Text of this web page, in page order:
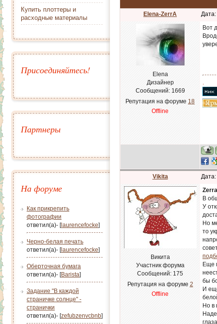
Купить плоттеры и
расходные материалы
Присоединяйтесь!
Партнеры
На форуме
Как прикрепить
фотографии
ответил(а)- [laurencefocke]
Черно-белая печать
ответил(а)- [laurencefocke]
Оберточная бумага
ответил(а)- [Barista]
Задание "В каждой
страничке солнце" -
странички
ответил(а)- [zefubzenvcbnb]
Elena-ZerrA
Elena
Дизайнер
Сообщений: 1669
Репутация на форуме 18
Offline
Вот
.
Vikita
Викита
Участник форума
Сообщений: 175
Репутация на форуме 2
Offline
Zerra
В
У
Но
то
Еще
бы
И
Но в